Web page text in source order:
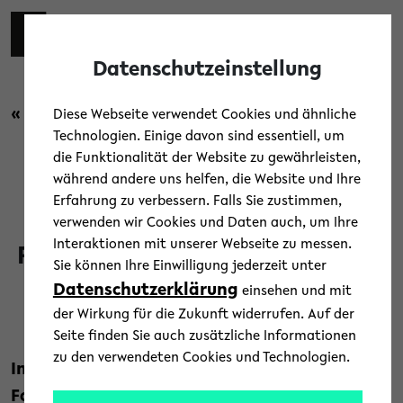
Skip to main content
« Zurück zur Übersicht
Forschung News
IKG an neuen
Forschungsverbünden beteiligt
22. Dezember 2021
Text: Universität Bielefeld
Im Januar 2022 starten die neuen
Forschungsverbünde „Diskriminierung und
Datenschutzeinstellung
Diese Webseite verwendet Cookies und ähnliche
Technologien. Einige davon sind essentiell, um
die Funktionalität der Website zu gewährleisten,
während andere uns helfen, die Website und Ihre
Erfahrung zu verbessern. Falls Sie zustimmen,
verwenden wir Cookies und Daten auch, um Ihre
Interaktionen mit unserer Webseite zu messen.
Sie können Ihre Einwilligung jederzeit unter
Datenschutzerklärung einsehen und mit
der Wirkung für die Zukunft widerrufen. Auf der
Seite finden Sie auch zusätzliche Informationen
zu den verwendeten Cookies und Technologien.